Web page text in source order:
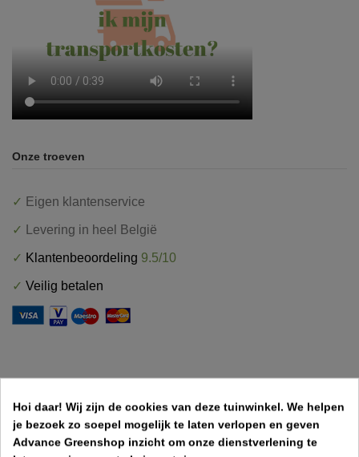
Onze troeven
✓ Eigen klantenservice
✓ Levering in heel België
✓ Klantenbeoordeling 9.5/10
✓ Veilig betalen
PRODUCTDETAILS
Hoi daar! Wij zijn de cookies van deze tuinwinkel. We helpen
je bezoek zo soepel mogelijk te laten verlopen en geven
Advance Greenshop inzicht om onze dienstverlening te